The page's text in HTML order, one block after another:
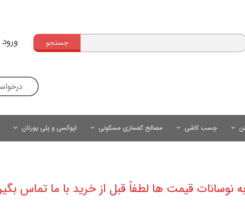
ورود جستجو
چسب کاشی مصالح کفسازی مسکونی اپوکسی و پلی یورتان
نوسانات قیمت ها لطفاً قبل از خرید با ما تماس